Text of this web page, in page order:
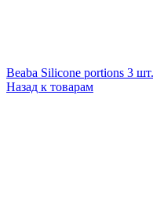
Beaba Silicone portions 3
Назад к товарам